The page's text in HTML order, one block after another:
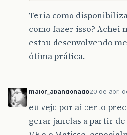
Teria como
como fazer isso? Achei
estou desenvolvendo
ótima prática.
maior_abandonado20 de abr.
eu vejo por ai certo
gerar janelas a partir